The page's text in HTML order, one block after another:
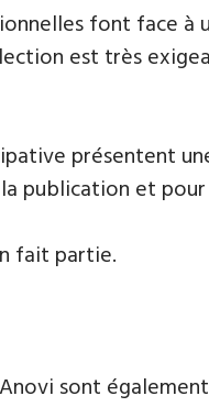
font face
est très
présentent
publication et
fait partie.
sont